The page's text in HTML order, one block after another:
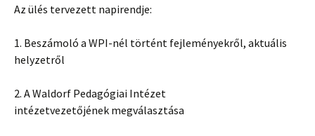
Az ülés tervezett napirendje:
1. Beszámoló a WPI-nél történt fejleményekről, aktuális
helyzetről
2. A Waldorf Pedagógiai Intézet
intézetvezetőjének megválasztása